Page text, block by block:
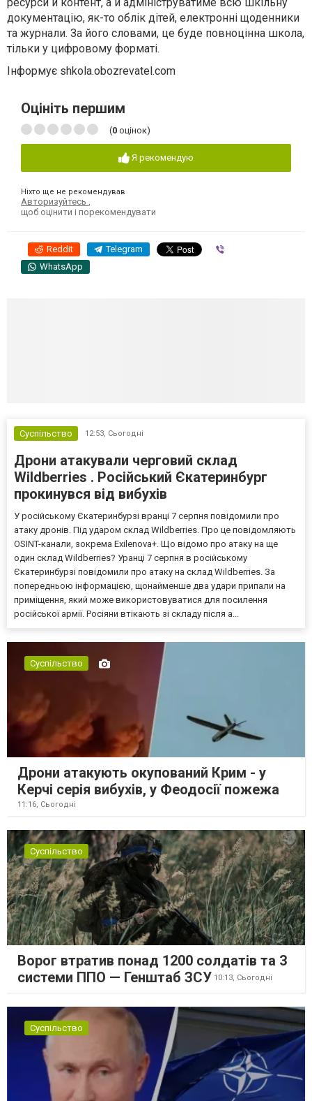
документацію, як-то облік дітей, електронні щоденники
та журнали. За його словами, це буде повноцінна школа,
тільки у цифровому форматі.
Інформує shkola.obozrevatel.com
Оцініть першим
(0 оцінок)
Я рекомендую
Ніхто ще не рекомендував
Авторизуйтесь ,
щоб оцінити і порекомендувати
Reddit Telegram
WhatsApp
Суспільство 12:53, Сьогодні
Дрони атакували черговий склад
Wildberries . Російський Єкатеринбург
прокинувся від вибухів
У російському Єкатеринбурзі вранці 7 серпня повідомили про
атаку дронів. Під ударом склад Wildberries. Про це повідомляють
OSINT-канали, зокрема Exilenova+. Що відомо про атаку на ще
один склад Wildberries? Уранці 7 серпня в російському
Єкатеринбурзі повідомили про атаку на склад Wildberries. За
попередньою інформацією, щонайменше два удари припали на
приміщення, який може використовуватися для посилення
російської армії. Росіяни втікають зі складу після а...
Суспільство
Дрони атакують окупований Крим - у
Керчі серія вибухів, у Феодосії пожежа
11:16, Сьогодні
Суспільство
Ворог втратив понад 1200 солдатів та 3
системи ППО — Генштаб ЗСУ 10:13, Сьогодні
Суспільство